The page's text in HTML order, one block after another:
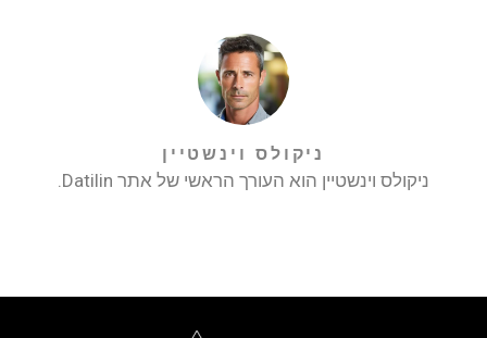
ניקולס וינשטיין
ניקולס וינשטיין הוא העורך הראשי של אתר Datilin.